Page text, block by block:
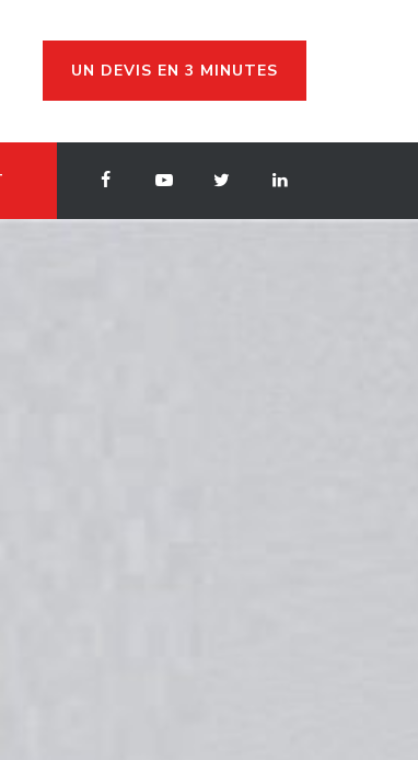
UN DEVIS EN 3 MINUTES